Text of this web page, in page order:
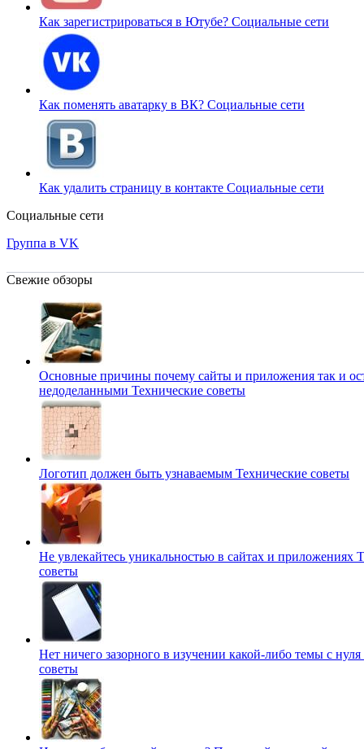
Как зарегистрироваться в Ютубе? Социальные сети
Как поменять аватарку в ВК? Социальные сети
Как удалить страницу в контакте Социальные сети
Социальные сети
Группа в VK
Свежие обзоры
Основные причины почему сайты и приложения так и
недоделанными Технические советы
Логотип должен быть узнаваемым Технические советы
Не увлекайтесь уникальностью в сайтах и приложениях
советы
Нет ничего зазорного в изучении какой-либо темы с нуля
советы